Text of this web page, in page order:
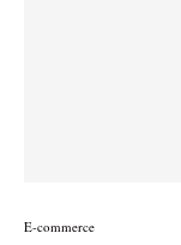
E-commerce